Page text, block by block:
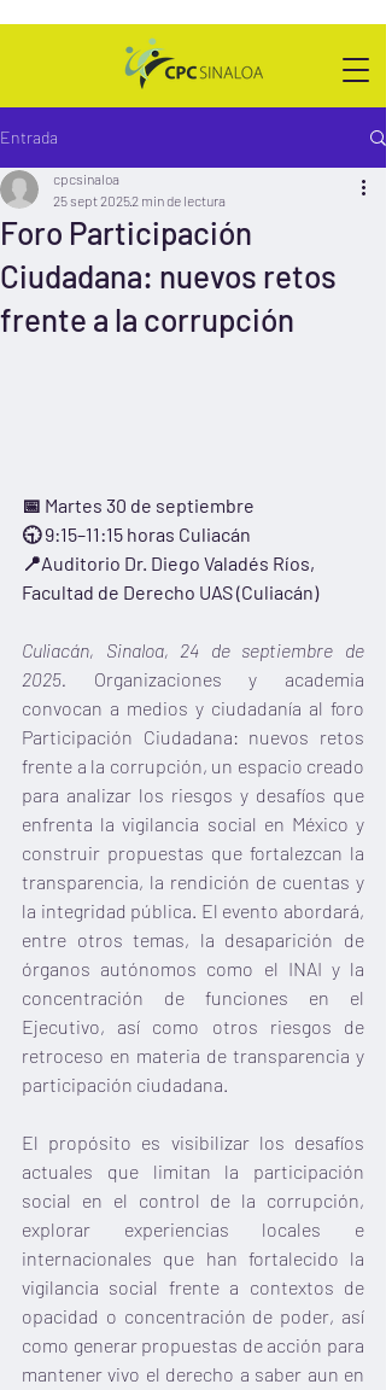
Entrada
Foro Participación
Ciudadana: nuevos retos
frente a la corrupción
cpcsinaloa
25 sept 20252 min de lectura
📅 Martes 30 de septiembre
🕤 9:15–11:15 horas Culiacán
📍Auditorio Dr. Diego Valadés Ríos,
Facultad de Derecho UAS (Culiacán)
Culiacán, Sinaloa, 24 de septiembre de
2025. Organizaciones y academia
convocan a medios y ciudadanía al foro
Participación Ciudadana: nuevos retos
frente a la corrupción, un espacio creado
para analizar los riesgos y desafíos que
enfrenta la vigilancia social en México y
construir propuestas que fortalezcan la
transparencia, la rendición de cuentas y
la integridad pública. El evento abordará,
entre otros temas, la desaparición de
órganos autónomos como el INAI y la
concentración de funciones en el
Ejecutivo, así como otros riesgos de
retroceso en materia de transparencia y
participación ciudadana.
El propósito es visibilizar los desafíos
actuales que limitan la participación
social en el control de la corrupción,
explorar experiencias locales e
internacionales que han fortalecido la
vigilancia social frente a contextos de
opacidad o concentración de poder, así
como generar propuestas de acción para
mantener vivo el derecho a saber aun en